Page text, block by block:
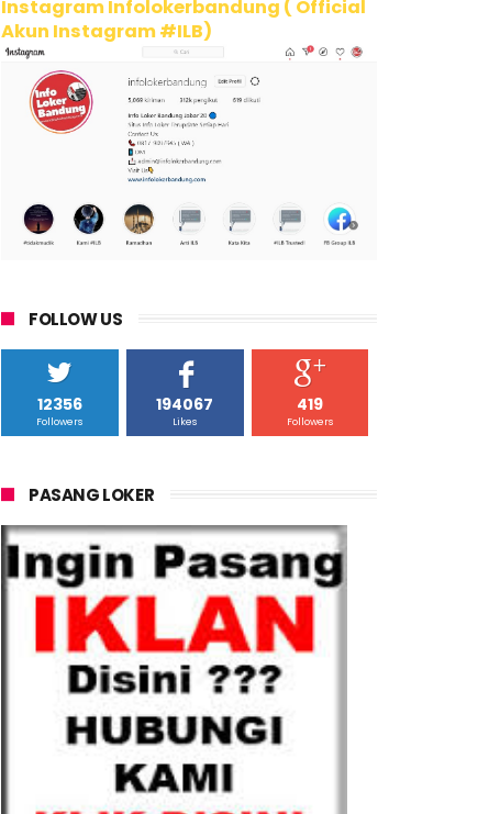
Instagram Infolokerbandung ( Official
Akun Instagram #ILB)
FOLLOW US
12356
Followers
194067
Likes
419
Followers
PASANG LOKER